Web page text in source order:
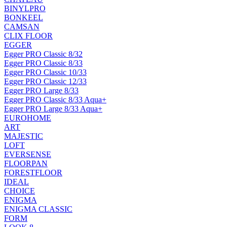
BINYLPRO
BONKEEL
CAMSAN
CLIX FLOOR
EGGER
Egger PRO Classic 8/32
Egger PRO Classic 8/33
Egger PRO Classic 10/33
Egger PRO Classic 12/33
Egger PRO Large 8/33
Egger PRO Classic 8/33 Aqua+
Egger PRO Large 8/33 Aqua+
EUROHOME
ART
MAJESTIC
LOFT
EVERSENSE
FLOORPAN
FORESTFLOOR
IDEAL
CHOICE
ENIGMA
ENIGMA CLASSIC
FORM